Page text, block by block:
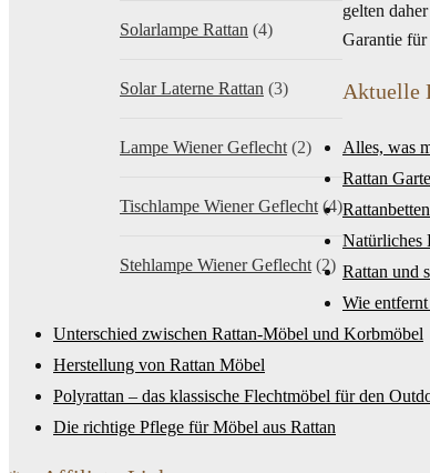
Solarlampe Rattan (4)
Solar Laterne Rattan (3)
Lampe Wiener Geflecht (2)
Tischlampe Wiener Geflecht (4)
Stehlampe Wiener Geflecht (2)
gelten
Garantie
Aktuelle
Alles, was
Rattan
Natürliches
Rattan und
Wie
Unterschied zwischen Rattan-Möbel und Korbmöbel
Herstellung von Rattan Möbel
Polyrattan – das klassische Flechtmöbel für den
Die richtige Pflege für Möbel aus Rattan